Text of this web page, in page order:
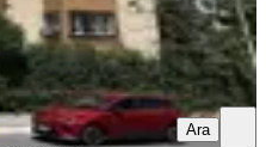
Ara